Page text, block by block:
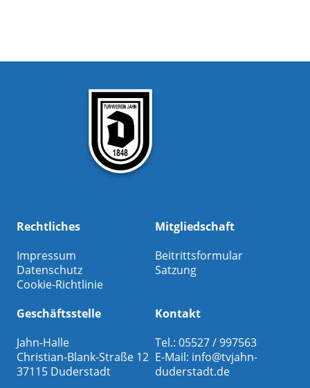
Rechtliches
Impressum
Datenschutz
Cookie-Richtlinie
Mitgliedschaft
Beitrittsformular
Satzung
Geschäftsstelle
Jahn-Halle
Christian-Blank-Straße 12
37115 Duderstadt
Kontakt
Tel.: 05527 / 997563
E-Mail: info@tvjahn-
duderstadt.de